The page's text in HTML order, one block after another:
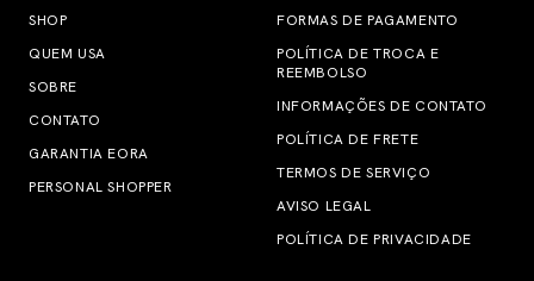
SHOP
QUEM USA
SOBRE
CONTATO
GARANTIA EORA
PERSONAL SHOPPER
FORMAS DE PAGAMENTO
POLÍTICA DE TROCA E
REEMBOLSO
INFORMAÇÕES DE CONTATO
POLÍTICA DE FRETE
TERMOS DE SERVIÇO
AVISO LEGAL
POLÍTICA DE PRIVACIDADE